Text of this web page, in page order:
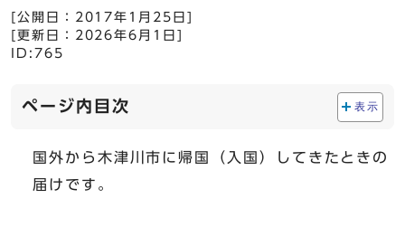
[公開日： 2017年1月25日
[更新日： 2026年6月1日
ID:765
ページ内目次 表示
国外から木津川市に帰国（入国）してきたときの
届けです。